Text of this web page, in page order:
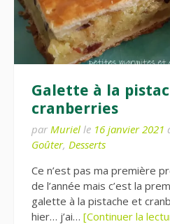
Galette à la
cranberries
par Muriel le 16 janvier 2021
Goûter, Desserts
Ce n’est pas ma première
de l’année mais c’est la
galette à la pistache et
hier… j’ai… [Continuer la